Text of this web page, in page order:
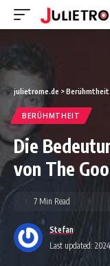
julietrome.de >Berühmtheit
BERÜHMTHEIT
Die
von The
Last updated:
Stefan
7 Min Read